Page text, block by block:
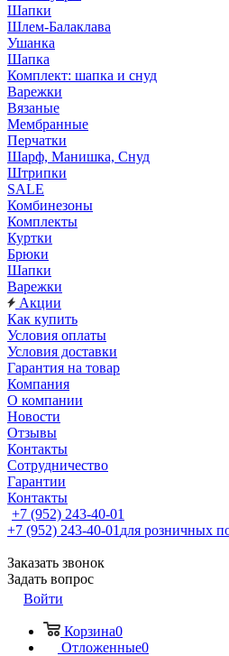
Шапки
Шлем-Балаклава
Ушанка
Шапка
Комплект: шапка и снуд
Варежки
Вязаные
Мембранные
Перчатки
Шарф, Манишка, Снуд
Штрипки
SALE
Комбинезоны
Комплекты
Куртки
Брюки
Шапки
Варежки
Акции
Как купить
Условия оплаты
Условия доставки
Гарантия на товар
Компания
О компании
Новости
Отзывы
Контакты
Сотрудничество
Гарантии
Контакты
+7 (952) 243-40-01
+7 (952) 243-40-01 для розничных
Заказать звонок
Задать вопрос
Войти
Корзина0
Отложенные0